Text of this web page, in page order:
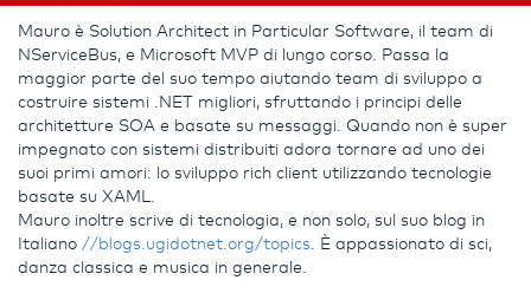
Mauro è Solution Architect in Particular Software, il team di
NServiceBus, e Microsoft MVP di lungo corso. Passa la
maggior parte del suo tempo aiutando team di sviluppo a
costruire sistemi .NET migliori, sfruttando i principi delle
architetture SOA e basate su messaggi. Quando non è super
impegnato con sistemi distribuiti adora tornare ad uno dei
suoi primi amori: lo sviluppo rich client utilizzando tecnologie
basate su XAML.
Mauro inoltre scrive di tecnologia, e non solo, sul suo blog in
Italiano //blogs.ugidotnet.org/topics. È appassionato di sci,
danza classica e musica in generale.